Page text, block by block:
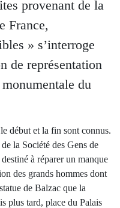
provenant de la
France,
» s’interroge
de représentation
du
début et la fin sont connus.
la Société des Gens de
à réparer un manque
des grands hommes dont
de Balzac que la
plus tard, place du Palais